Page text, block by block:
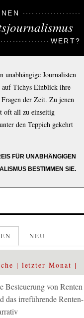
WERT?
unabhängige Journalisten
auf Tichys Einblick ihre
der Zeit. Zu jenen
oft all zu einseitig
den Teppich gekehrt
FÜR UNABHÄNGIGEN
BESTIMMEN SIE.
NEU
letzter Monat
Besteuerung von Renten
das irreführende Renten-